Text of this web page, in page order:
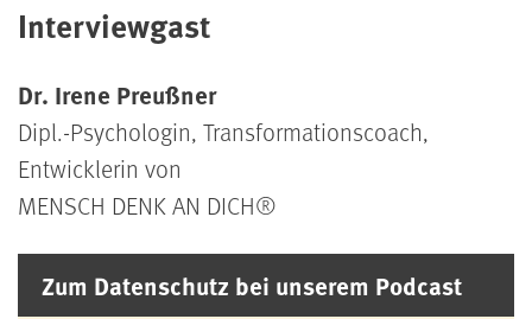
Interviewgast
Dr. Irene Preußner
Dipl.-Psychologin, Transformationscoach,
Entwicklerin von
MENSCH DENK AN DICH®
Zum Datenschutz bei unserem Podcast